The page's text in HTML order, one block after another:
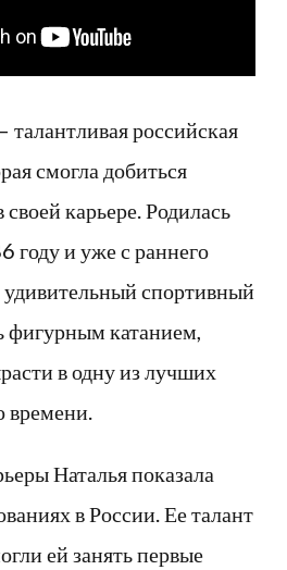
– талантливая российская
смогла добиться
карьере. Родилась
году и уже с раннего
удивительный спортивный
фигурным катанием,
в одну из лучших
времени.
Наталья показала
в России. Ее талант
ей занять первые